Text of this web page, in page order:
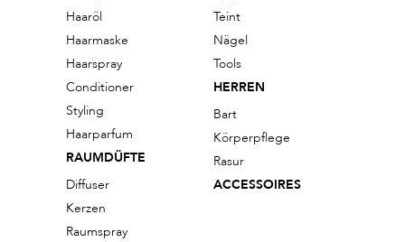
Haaröl
Haarmaske
Haarspray
Conditioner
Styling
Haarparfum
RAUMDÜFTE
Diffuser
Kerzen
Raumspray
Teint
Nägel
Tools
HERREN
Bart
Körperpflege
Rasur
ACCESSOIRES